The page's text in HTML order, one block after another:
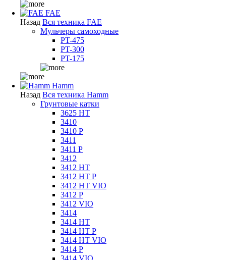
FAE
Назад Вся техника FAE
Мульчеры самоходные
PT-475
PT-300
PT-175
Hamm
Назад Вся техника Hamm
Грунтовые катки
3625 HT
3410
3410 P
3411
3411 P
3412
3412 HT
3412 HT P
3412 HT VIO
3412 P
3412 VIO
3414
3414 HT
3414 HT P
3414 HT VIO
3414 P
3414 VIO